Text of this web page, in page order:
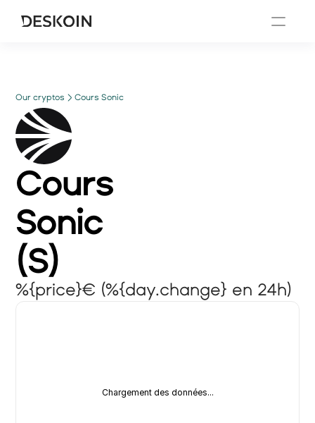
Our cryptos Cours Sonic
Cours
Sonic
(S)
%{price}€ (%{day.change} en 24h)
Chargement des données...